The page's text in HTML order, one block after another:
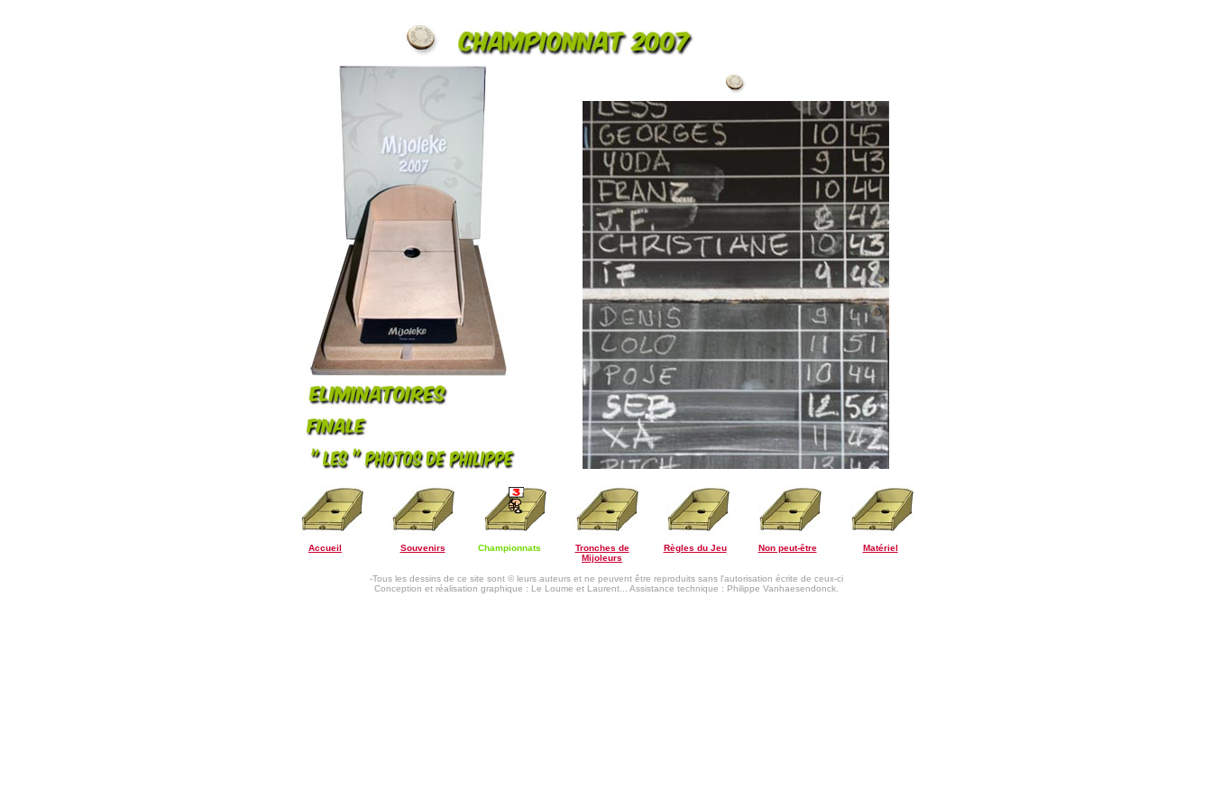
Accueil Souvenirs Championnats
Tronches de
Mijoleurs
Règles du Jeu Non peut-être Matériel
-Tous les dessins de ce site sont © leurs auteurs et ne peuvent être reproduits sans l'autorisation écrite de ceux-ci
Conception et réalisation graphique : Le Loume et Laurent... Assistance technique : Philippe Vanhaesendonck.